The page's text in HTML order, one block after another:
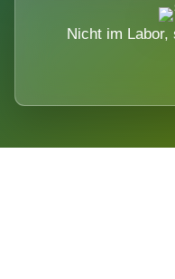
Nicht im Labor,